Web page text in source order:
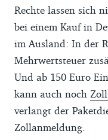
Rechte lassen sich
bei einem Kauf in
im Ausland: In der
Mehrwertsteuer
Und ab 150 Euro
kann auch noch
verlangt der
Zollanmeldung.